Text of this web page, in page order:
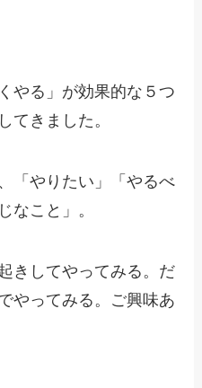
やる」が効果的な５つ
てきました。
「やりたい」「やるべ
なこと」。
きしてやってみる。だ
やってみる。ご興味あ